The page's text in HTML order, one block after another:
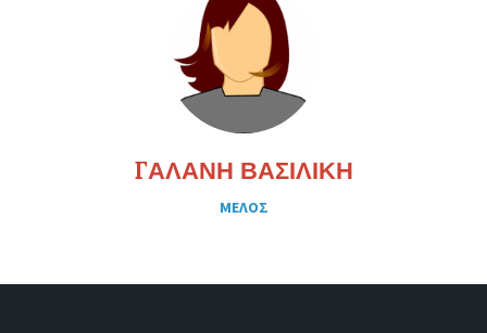
ΓΑΛΑΝΗ ΒΑΣΙΛΙΚΗ
ΜΕΛΟΣ